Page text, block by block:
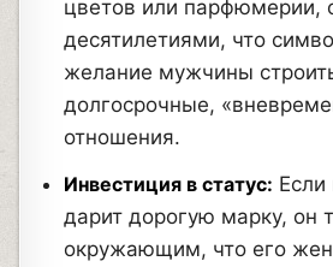
цветов или парфюмерии,
десятилетиями, что
желание мужчины
долгосрочные,
отношения.
Инвестиция в статус:
дарит дорогую марку, он
окружающим, что его